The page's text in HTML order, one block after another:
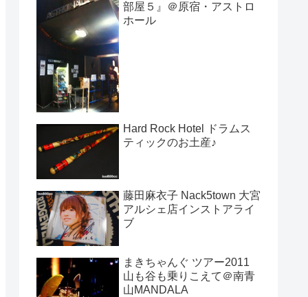
部屋５』＠原宿・アストロ
ホール
Hard Rock Hotel ドラムス
ティックのお土産♪
藤田麻衣子 Nack5town 大宮
アルシェ店インストアライ
ブ
まきちゃんぐ ツアー2011
山も谷も乗りこえて＠南青
山MANDALA